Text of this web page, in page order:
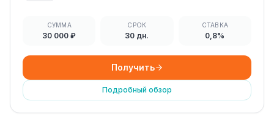
СУММА
30 000 ₽
СРОК
30 дн.
СТАВКА
0,8%
Получить
Подробный обзор